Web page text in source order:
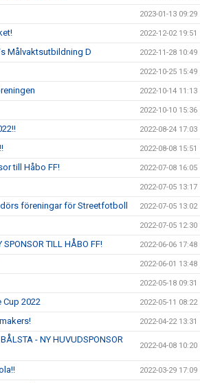
2023-01-13 09:29
2022-12-02 19:51
Målvaktsutbildning D 2022-11-28 10:49
2022-10-25 15:49
2022-10-14 11:13
2022-10-10 15:36
2022-08-24 17:03
2022-08-08 15:51
till Håbo FF! 2022-07-08 16:05
2022-07-05 13:17
föreningar för Streetfotboll 2022-07-05 13:02
2022-07-05 12:30
TILL HÅBO FF! 2022-06-06 17:48
2022-06-01 13:48
2022-05-18 09:31
Cup 2022 2022-05-11 08:22
2022-04-22 13:31
- NY HUVUDSPONSOR
2022-04-08 10:20
2022-03-29 17:09